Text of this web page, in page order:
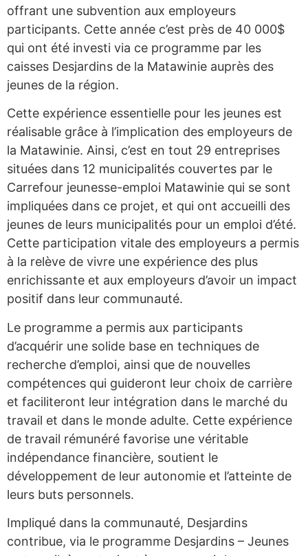
offrant une subvention aux employeurs
participants. Cette année c’est près de 40 000$
qui ont été investi via ce programme par les
caisses Desjardins de la Matawinie auprès des
jeunes de la région.
Cette expérience essentielle pour les jeunes est
réalisable grâce à l’implication des employeurs de
la Matawinie. Ainsi, c’est en tout 29 entreprises
situées dans 12 municipalités couvertes par le
Carrefour jeunesse-emploi Matawinie qui se sont
impliquées dans ce projet, et qui ont accueilli des
jeunes de leurs municipalités pour un emploi d’été.
Cette participation vitale des employeurs a permis
à la relève de vivre une expérience des plus
enrichissante et aux employeurs d’avoir un impact
positif dans leur communauté.
Le programme a permis aux participants
d’acquérir une solide base en techniques de
recherche d’emploi, ainsi que de nouvelles
compétences qui guideront leur choix de carrière
et faciliteront leur intégration dans le marché du
travail et dans le monde adulte. Cette expérience
de travail rémunéré favorise une véritable
indépendance financière, soutient le
développement de leur autonomie et l’atteinte de
leurs buts personnels.
Impliqué dans la communauté, Desjardins
contribue, via le programme Desjardins – Jeunes